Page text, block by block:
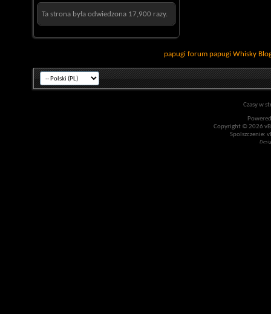
Ta strona była odwiedzona 17,900 razy.
papugi forum papugi Whisky
Czasy w
Copyright © 2026
Spolszczenie: